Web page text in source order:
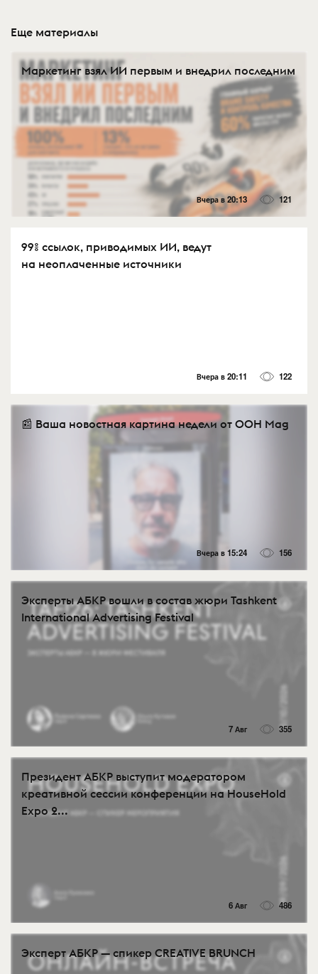
Еще материалы
Маркетинг взял ИИ первым и внедрил последним
Вчера в 20:13 121
99% ссылок, приводимых ИИ, ведут
на неоплаченные источники
Вчера в 20:11 122
📰 Ваша новостная картина недели от OOH Mag
Вчера в 15:24 156
Эксперты АБКР вошли в состав жюри Tashkent
International Advertising Festival
7 Авг 355
Президент АБКР выступит модератором
креативной сессии конференции на HouseHold
Expo 2...
6 Авг 486
Эксперт АБКР — спикер CREATIVE BRUNCH